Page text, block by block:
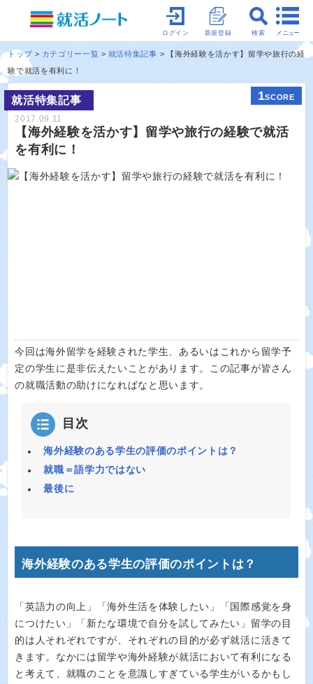
メニュー
検索
新規登録
ログイン
トップ カテゴリー一覧 就活特集記事
【海外経験を活かす】留学や旅行の経
験で就活を有利に！
就活特集記事 1SCORE
2017.09.11
【海外経験を活かす】留学や旅行の経験で就活
を有利に！
今回は海外留学を経験された学生、あるいはこれから留学予
定の学生に是非伝えたいことがあります。この記事が皆さん
の就職活動の助けになればなと思います。
目次
海外経験のある学生の評価のポイントは？
就職＝語学力ではない
最後に
海外経験のある学生の評価のポイントは？
「英語力の向上」「海外生活を体験したい」「国際感覚を身
につけたい」「新たな環境で自分を試してみたい」留学の目
的は人それぞれですが、それぞれの目的が必ず就活に活きて
きます。なかには留学や海外経験が就活において有利になる
と考えて、就職のことを意識しすぎている学生がいるかもし